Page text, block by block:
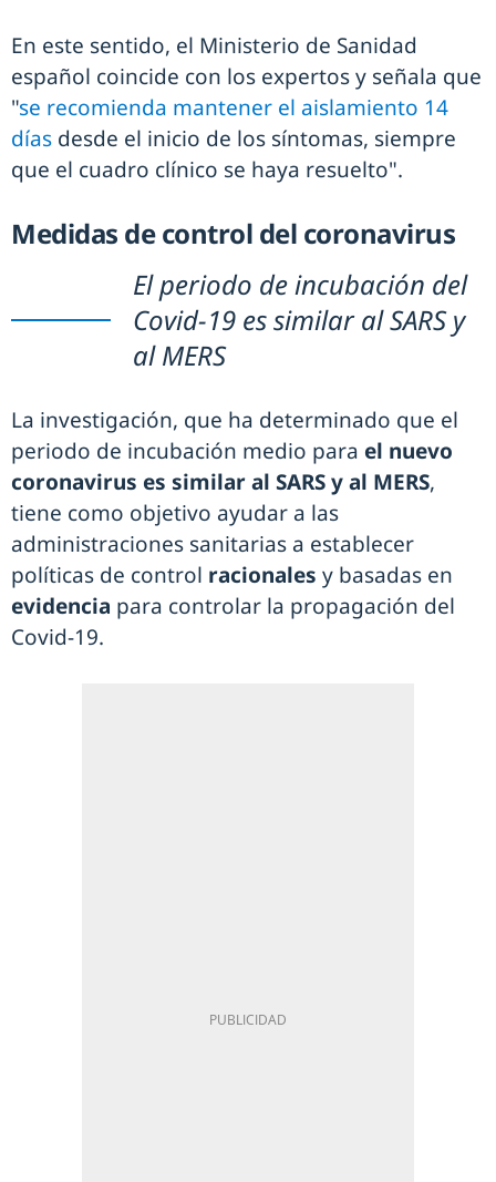
En este sentido, el Ministerio de Sanidad
español coincide con los expertos y señala que
"se recomienda mantener el aislamiento 14
días desde el inicio de los síntomas, siempre
que el cuadro clínico se haya resuelto".
Medidas de control del coronavirus
El periodo de incubación del
Covid-19 es similar al SARS y
al MERS
La investigación, que ha determinado que el
periodo de incubación medio para el nuevo
coronavirus es similar al SARS y al MERS,
tiene como objetivo ayudar a las
administraciones sanitarias a establecer
políticas de control racionales y basadas en
evidencia para controlar la propagación del
Covid-19.